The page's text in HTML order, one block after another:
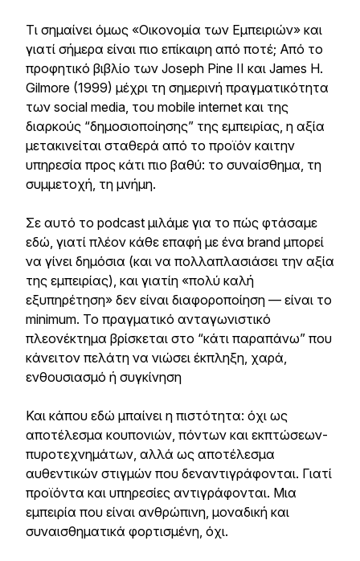
Τι σημαίνει όμως «Οικονομία των Εμπειριών» και
γιατί σήμερα είναι πιο επίκαιρη από ποτέ; Από το
προφητικό βιβλίο των Joseph Pine II και James H.
Gilmore (1999) μέχρι τη σημερινή πραγματικότητα
των social media, του mobile internet και της
διαρκούς “δημοσιοποίησης” της εμπειρίας, η αξία
μετακινείται σταθερά από το προϊόν καιτην
υπηρεσία προς κάτι πιο βαθύ: το συναίσθημα, τη
συμμετοχή, τη μνήμη.
Σε αυτό το podcast μιλάμε για το πώς φτάσαμε
εδώ, γιατί πλέον κάθε επαφή με ένα brand μπορεί
να γίνει δημόσια (και να πολλαπλασιάσει την αξία
της εμπειρίας), και γιατίη «πολύ καλή
εξυπηρέτηση» δεν είναι διαφοροποίηση — είναι το
minimum. Το πραγματικό ανταγωνιστικό
πλεονέκτημα βρίσκεται στο “κάτι παραπάνω” που
κάνειτον πελάτη να νιώσει έκπληξη, χαρά,
ενθουσιασμό ή συγκίνηση
Και κάπου εδώ μπαίνει η πιστότητα: όχι ως
αποτέλεσμα κουπονιών, πόντων και εκπτώσεων-
πυροτεχνημάτων, αλλά ως αποτέλεσμα
αυθεντικών στιγμών που δεναντιγράφονται. Γιατί
προϊόντα και υπηρεσίες αντιγράφονται. Μια
εμπειρία που είναι ανθρώπινη, μοναδική και
συναισθηματικά φορτισμένη, όχι.